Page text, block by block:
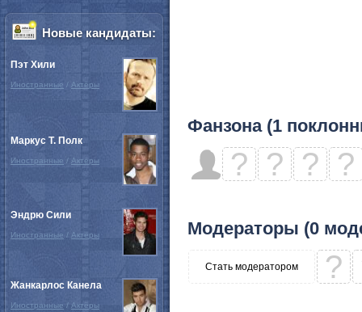
Фанзона (1
? ? ? ?
Модераторы (0
Стать модератором ?
Новые кандидаты:
Пэт Хили
Иностранные / Актёры
Маркус Т. Полк
Иностранные / Актёры
Эндрю Сили
Иностранные / Актёры
Жанкарлос Канела
Иностранные / Актёры